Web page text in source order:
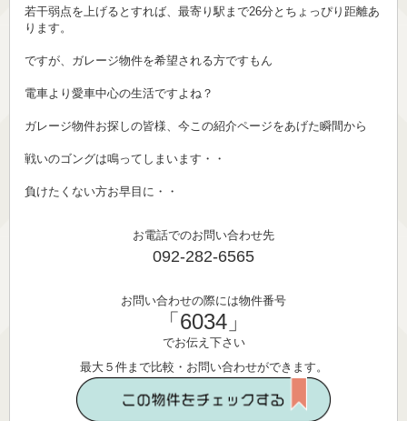
若干弱点を上げるとすれば、最寄り駅まで26分とちょっぴり距離あ
ります。
ですが、ガレージ物件を希望される方ですもん
電車より愛車中心の生活ですよね？
ガレージ物件お探しの皆様、今この紹介ページをあげた瞬間から
戦いのゴングは鳴ってしまいます・・
負けたくない方お早目に・・
お電話でのお問い合わせ先
092-282-6565
お問い合わせの際には物件番号
「6034」
でお伝え下さい
最大５件まで比較・お問い合わせができます。